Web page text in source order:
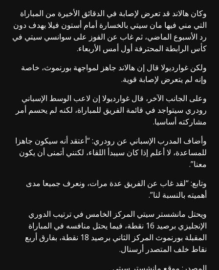
وكان هالاند قد تعرض لإصابة في الدقائق الأخيرة من المباراة
التي مني فيها مان سيتي بالخسارة أمام أستون فيلا بهدف دون
رد الأسبوع الماضي، ثم غاب عن الفوز على سوانسي سيتي في
كأس الرابطة المحترفة أول أمس الأربعاء.
ولكن غوارديولا قال إن هالاند جاهز لمواجهة بورنموث، خاصة
وإنه لم يتعرض لإصابة قوية.
وعلى الجانب الآخر، قال غوارديولا إن لاعب الوسط الإسباني
رودري سيتواجد في قائمة الفريق للمباراة، لكنه لم يحسم أمر
مشاركته أساسيا.
وأضاف المدرب الإسباني عن رودري: “أعتقد أنه سيكون جاهزا
للمساعدة، لا أعلم إذا كان سيبدأ اللقاء، لكنني أتمنى أن يكون
معنا”.
وتابع: “لقد غاب عن الفريق عدة مرات، ونعرف جميعا مدى
أهميته بالنسبة لنا”.
ويحتل مانشستر سيتي المركز الخامس في ترتيب الدوري
الإنجليزي برصيد 16 نقطة، فيما يحتل منافسه في المباراة
المقبلة بورنموث المركز الثاني برصيد 18 نقطة، بفارق أربع
نقاط خلف المتصدر أرسنال.